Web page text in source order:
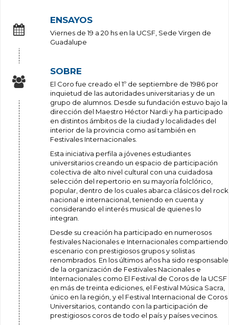
ENSAYOS
Viernes de 19 a 20 hs en la UCSF, Sede Virgen de
Guadalupe
SOBRE
El Coro fue creado el 1º de septiembre de 1986 por
inquietud de las autoridades universitarias y de un
grupo de alumnos. Desde su fundación estuvo bajo la
dirección del Maestro Héctor Nardi y ha participado
en distintos ámbitos de la ciudad y localidades del
interior de la provincia como así también en
Festivales Internacionales.
Esta iniciativa perfila a jóvenes estudiantes
universitarios creando un espacio de participación
colectiva de alto nivel cultural con una cuidadosa
selección del repertorio en su mayoría folclórico,
popular, dentro de los cuales abarca clásicos del rock
nacional e internacional, teniendo en cuenta y
considerando el interés musical de quienes lo
integran.
Desde su creación ha participado en numerosos
festivales Nacionales e Internacionales compartiendo
escenario con prestigiosos grupos y solistas
renombrados. En los últimos años ha sido responsable
de la organización de Festivales Nacionales e
Internacionales como El Festival de Coros de la UCSF
en más de treinta ediciones, el Festival Música Sacra,
único en la región, y el Festival Internacional de Coros
Universitarios, contando con la participación de
prestigiosos coros de todo el país y países vecinos.